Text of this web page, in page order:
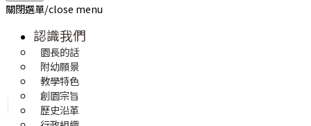
關閉選單/close menu
認識我們
園長的話
附幼願景
教學特色
創園宗旨
歷史沿革